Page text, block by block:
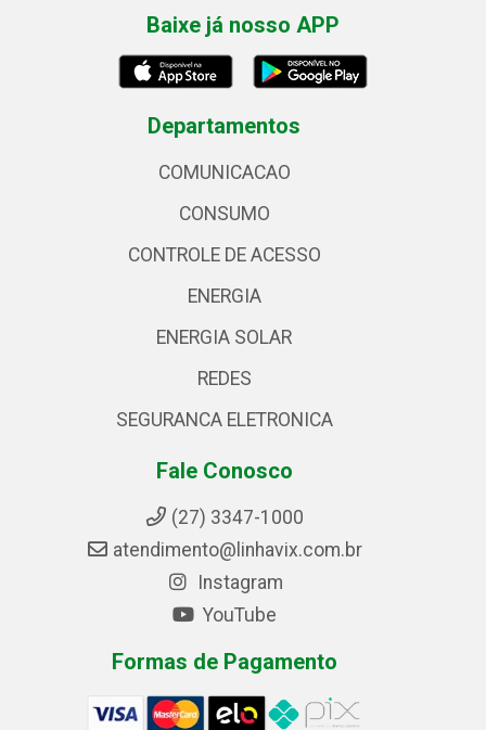
Baixe já nosso APP
Departamentos
COMUNICACAO
CONSUMO
CONTROLE DE ACESSO
ENERGIA
ENERGIA SOLAR
REDES
SEGURANCA ELETRONICA
Fale Conosco
(27) 3347-1000
atendimento@linhavix.com.br
Instagram
YouTube
Formas de Pagamento